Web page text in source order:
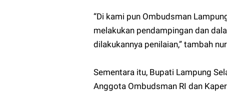
“Di kami pun Ombudsman
melakukan pendampingan dan
dilakukannya penilaian,” tambah
Sementara itu, Bupati Lampung
Anggota Ombudsman RI dan